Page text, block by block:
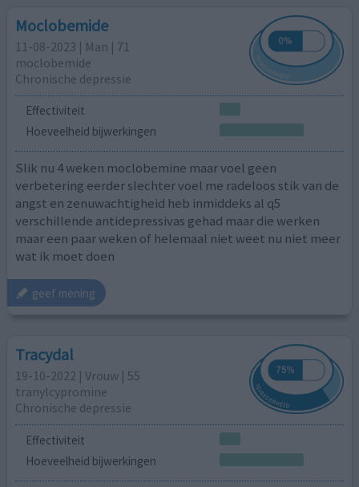
Moclobemide
11-08-2023 | Man | 71
moclobemide
Chronische depressie
Effectiviteit
Hoeveelheid bijwerkingen
Slik nu 4 weken moclobemine maar voel geen
verbetering eerder slechter voel me radeloos stik van de
angst en zenuwachtigheid heb inmiddeks al q5
verschillende antidepressivas gehad maar die werken
maar een paar weken of helemaal niet weet nu niet meer
wat ik moet doen
geef mening
Tracydal
19-10-2022 | Vrouw | 55
tranylcypromine
Chronische depressie
Effectiviteit
Hoeveelheid bijwerkingen